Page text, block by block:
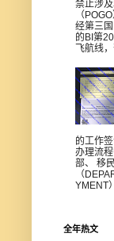
禁止涉
（
经第三
的BI第
飞航线
的工作
办理流
部、 移
（
YMENT
全年热文